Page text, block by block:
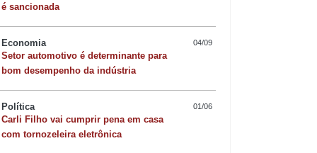
Antes da criação da unidade,
esse índice caiu para 9%, resultado
atendidas na UPA foi reduzida
quanto para os adultos.
é sancionada
Economia 04/09
Setor automotivo é determinante para
bom desempenho da indústria
Política 01/06
Carli Filho vai cumprir pena em casa
com tornozeleira eletrônica